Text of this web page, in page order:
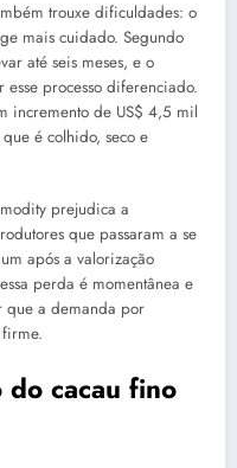
trouxe dificuldades: o
mais cuidado. Segundo
até seis meses, e o
processo diferenciado.
incremento de US$ 4,5 mil
é colhido, seco e
prejudica a
que passaram a se
após a valorização
perda é momentânea e
que a demanda por
do cacau fino